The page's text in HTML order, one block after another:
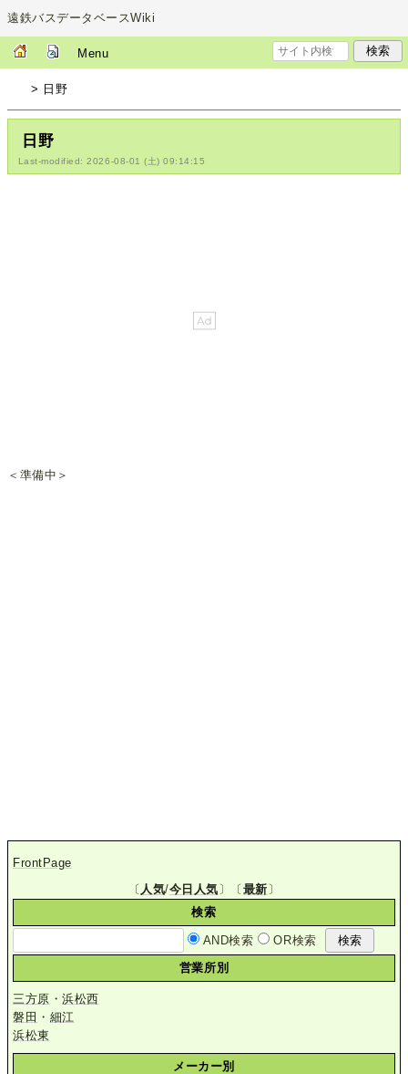
遠鉄バスデータベースWiki
Menu
> 日野
日野
Last-modified: 2026-08-01 (土) 09:14:15
＜準備中＞
FrontPage
〔 人気/今日人気 〕〔 最新 〕
検索
AND検索
OR検索
営業所別
三方原 ・浜松西
磐田 ・ 細江
浜松東
メーカー別